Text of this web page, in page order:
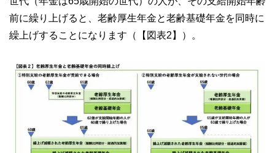
前に繰り上げると、老齢厚生年金と老齢基礎年金を同時に
繰上げすることになります（【図表2】）。